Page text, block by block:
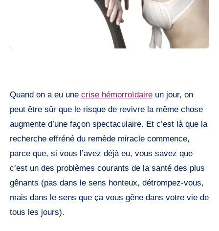
Quand on a eu une crise hémorroïdaire un jour, on
peut être sûr que le risque de revivre la même chose
augmente d’une façon spectaculaire. Et c’est là que la
recherche effréné du remède miracle commence,
parce que, si vous l’avez déjà eu, vous savez que
c’est un des problèmes courants de la santé des plus
gênants (pas dans le sens honteux, détrompez-vous,
mais dans le sens que ça vous gêne dans votre vie de
tous les jours).